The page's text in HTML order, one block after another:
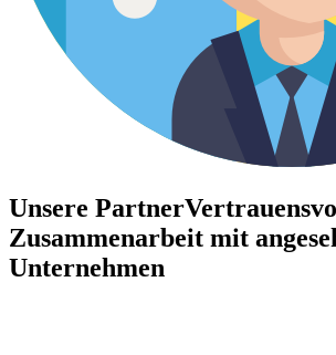
Unsere Partner
Zusammenarbeit mit
Unternehmen